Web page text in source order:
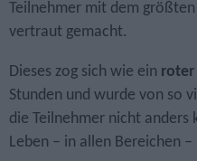
Teilnehmer mit dem
vertraut gemacht.
Dieses zog sich wie ein roter
Stunden und wurde von so
die Teilnehmer nicht anders
Leben – in allen Bereichen